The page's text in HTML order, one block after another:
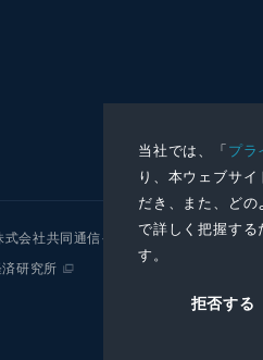
当社では、「 プラ
り、本ウェブサ
だき、また、ど
で詳しく把握する
す。
拒否する
式会社共同通信イメージズ
株式会社
研究所